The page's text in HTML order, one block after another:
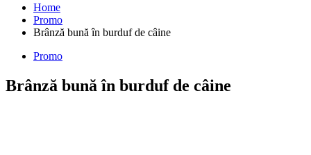
Home
Promo
Brânză bună în burduf de câine
Promo
Brânză bună în burduf de câine